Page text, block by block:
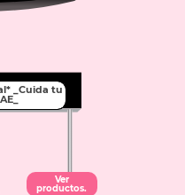
_Cuida tu
Ver
productos.